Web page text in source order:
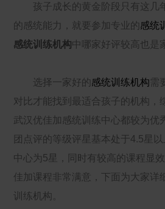
孩子成长的黄金阶段只有这几
的感统能力，就要参加专业的感统
感统训练机构中哪家好评较高也是
选择一家好的感统训练机构需
对比才能找到最适合孩子的机构，
武汉优佳加感统训练中心都较为优
团点评的等级评星基本处于4.5星
中心为5星，同时有较高的课程显
佳加课程非常满意，下面为大家详
训练机构。